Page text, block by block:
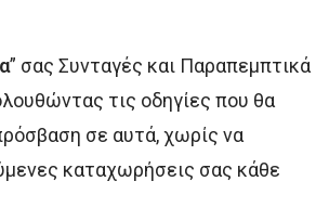
” σας Συνταγές και Παραπεμπτικά
τις οδηγίες που θα
σε αυτά, χωρίς να
καταχωρήσεις σας κάθε